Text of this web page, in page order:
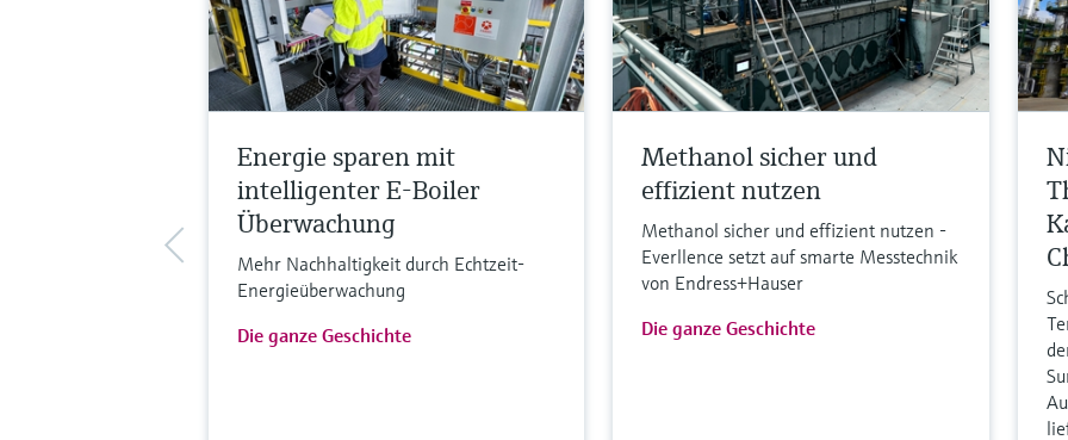
Energie sparen mit
intelligenter E-Boiler
Überwachung
Mehr Nachhaltigkeit durch Echtzeit-
Energieüberwachung
Die ganze Geschichte
Methanol sicher und
effizient nutzen
Methanol sicher und effizient nutzen -
Everllence setzt auf smarte Messtechnik
von Endress+Hauser
Die ganze Geschichte